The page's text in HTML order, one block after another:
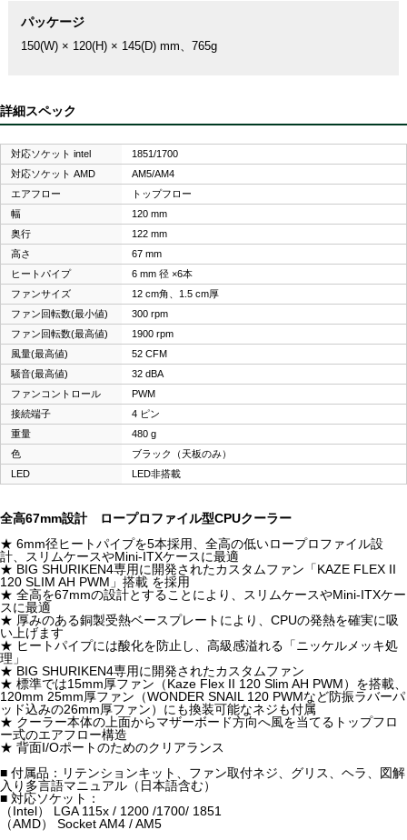
パッケージ
150(W) × 120(H) × 145(D) mm、765g
詳細スペック
対応ソケット intel
1851/1700
対応ソケット AMD
AM5/AM4
エアフロー
トップフロー
幅
120 mm
奥行
122 mm
高さ
67 mm
ヒートパイプ
6 mm 径 ×6本
ファンサイズ
12 cm角、1.5 cm厚
ファン回転数(最小値)
300 rpm
ファン回転数(最高値)
1900 rpm
風量(最高値)
52 CFM
騒音(最高値)
32 dBA
ファンコントロール
PWM
接続端子
4 ピン
重量
480 g
色
ブラック（天板のみ）
LED
LED非搭載
全高67mm設計 ロープロファイル型CPUクーラー
★ 6mm径ヒートパイプを5本採用、全高の低いロープロファイル設
計、スリムケースやMini-ITXケースに最適
★ BIG SHURIKEN4専用に開発されたカスタムファン「KAZE FLEX II
120 SLIM AH PWM」搭載 を採用
★ 全高を67mmの設計とすることにより、スリムケースやMini-ITXケー
スに最適
★ 厚みのある銅製受熱ベースプレートにより、CPUの発熱を確実に吸
い上げます
★ ヒートパイプには酸化を防止し、高級感溢れる「ニッケルメッキ処
理」
★ BIG SHURIKEN4専用に開発されたカスタムファン
★ 標準では15mm厚ファン（Kaze Flex II 120 Slim AH PWM）を搭載、
120mm 25mm厚ファン（WONDER SNAIL 120 PWMなど防振ラバーパ
ッド込みの26mm厚ファン）にも換装可能なネジも付属
★ クーラー本体の上面からマザーボード方向へ風を当てるトップフロ
ー式のエアフロー構造
★ 背面I/Oポートのためのクリアランス
■ 付属品：リテンションキット、ファン取付ネジ、グリス、ヘラ、図解
入り多言語マニュアル（日本語含む）
■ 対応ソケット：
（Intel） LGA 115x / 1200 /1700/ 1851
（AMD） Socket AM4 / AM5